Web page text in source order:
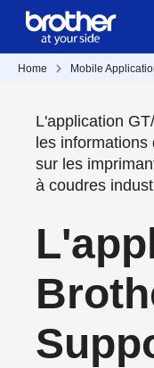
Home Mobile
L'application
les
sur les
à coudres